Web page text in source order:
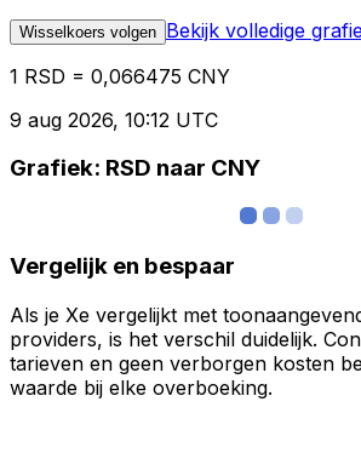
Wisselkoers volgen Bekijk volledige
1 RSD = 0,066475 CNY
9 aug 2026, 10:12 UTC
Grafiek: RSD naar CNY
Vergelijk en bespaar
Als je Xe vergelijkt met
providers, is het verschil duidelijk.
tarieven en geen verborgen kosten
waarde bij elke overboeking.